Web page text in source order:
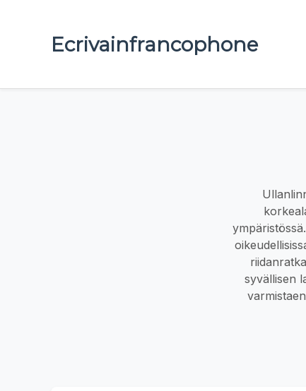
Ecrivainfrancophone
syvällisen